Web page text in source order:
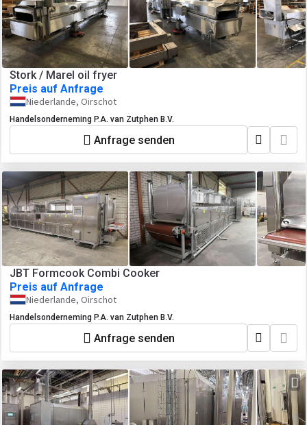
Stork / Marel oil fryer
Preis auf Anfrage
Niederlande, Oirschot
Handelsonderneming P.A. van Zutphen B.V.
Anfrage senden
JBT Formcook Combi Cooker
Preis auf Anfrage
Niederlande, Oirschot
Handelsonderneming P.A. van Zutphen B.V.
Anfrage senden